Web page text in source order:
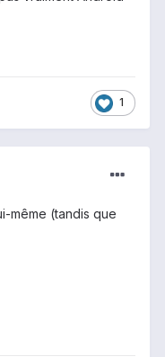
1
même (tandis que